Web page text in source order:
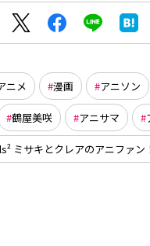
ニメ 漫画 アニソン
鶴屋美咲 アニサマ
ミサキとクレアのアニファン